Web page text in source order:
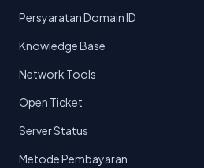
Persyaratan Domain ID
Knowledge Base
Network Tools
Open Ticket
Server Status
Metode Pembayaran